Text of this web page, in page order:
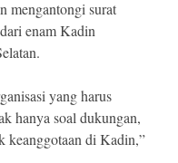
mengantongi surat
enam Kadin
yang harus
hanya soal dukungan,
keanggotaan di Kadin,”